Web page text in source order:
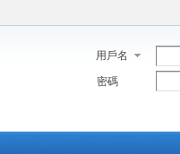
用戶名
密碼